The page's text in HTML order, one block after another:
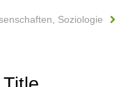
Soziologie